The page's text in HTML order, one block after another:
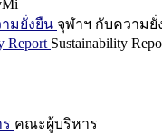
มยั่งยืน จุฬาฯ กับความยั่
Report Sustainability
คณะผู้บริหาร